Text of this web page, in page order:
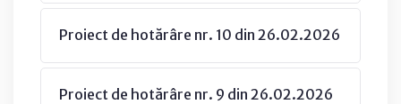
Proiect de hotărâre nr. 10 din 26.02.2026
Proiect de hotărâre nr. 9 din 26.02.2026